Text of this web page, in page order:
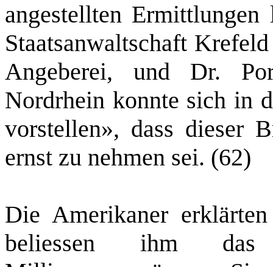
angestellten
Staatsanwaltschaft
Angeberei, und Dr.
Nordrhein konnte sich in
vorstellen», dass dieser
ernst zu nehmen sei. (62)
Die Amerikaner
beliessen ihm